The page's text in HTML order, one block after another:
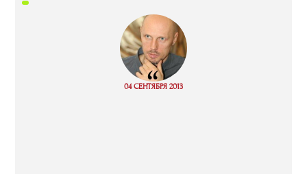
“
04 СЕНТЯБРЯ 2013